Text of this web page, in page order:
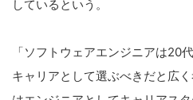
しているという。
「ソフトウェアエンジニアは20
キャリアとして選ぶべきだと広
す